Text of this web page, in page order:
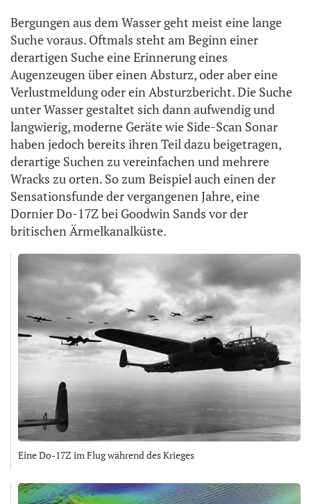
Bergungen aus dem Wasser geht meist eine lange
Suche voraus. Oftmals steht am Beginn einer
derartigen Suche eine Erinnerung eines
Augenzeugen über einen Absturz, oder aber eine
Verlustmeldung oder ein Absturzbericht. Die Suche
unter Wasser gestaltet sich dann aufwendig und
langwierig, moderne Geräte wie Side-Scan Sonar
haben jedoch bereits ihren Teil dazu beigetragen,
derartige Suchen zu vereinfachen und mehrere
Wracks zu orten. So zum Beispiel auch einen der
Sensationsfunde der vergangenen Jahre, eine
Dornier Do-17Z bei Goodwin Sands vor der
britischen Ärmelkanalküste.
Eine Do-17Z im Flug während des Krieges